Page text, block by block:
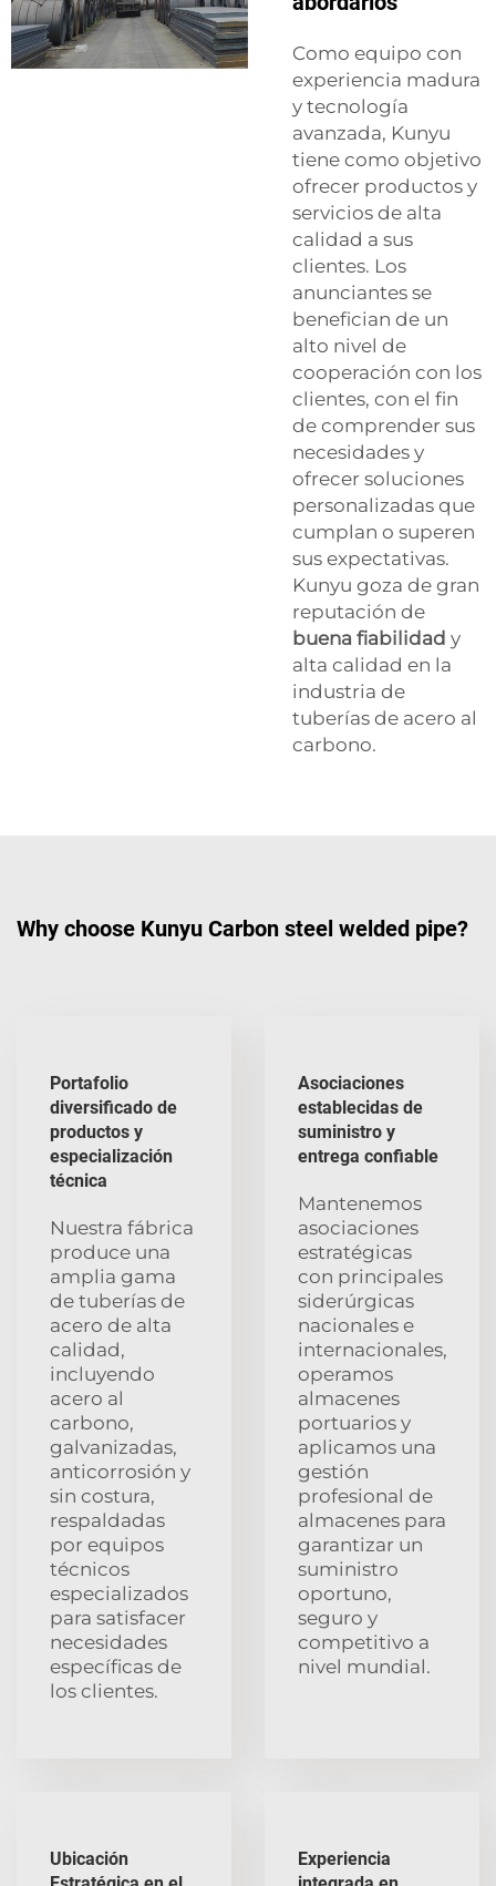
Como equipo con
experiencia madura
y tecnología
avanzada, Kunyu
tiene como objetivo
ofrecer productos y
servicios de alta
calidad a sus
clientes. Los
anunciantes se
benefician de un
alto nivel de
cooperación con los
clientes, con el fin
de comprender sus
necesidades y
ofrecer soluciones
personalizadas que
cumplan o superen
sus expectativas.
Kunyu goza de gran
reputación de
buena fiabilidad y
alta calidad en la
industria de
tuberías de acero al
carbono.
Why choose Kunyu Carbon steel welded pipe?
Portafolio
diversificado de
productos y
especialización
técnica
Nuestra fábrica
produce una
amplia gama
de tuberías de
acero de alta
calidad,
incluyendo
acero al
carbono,
galvanizadas,
anticorrosión y
sin costura,
respaldadas
por equipos
técnicos
especializados
para satisfacer
necesidades
específicas de
los clientes.
Asociaciones
establecidas de
suministro y
entrega confiable
Mantenemos
asociaciones
estratégicas
con principales
siderúrgicas
nacionales e
internacionales,
operamos
almacenes
portuarios y
aplicamos una
gestión
profesional de
almacenes para
garantizar un
suministro
oportuno,
seguro y
competitivo a
nivel mundial.
Ubicación
Experiencia